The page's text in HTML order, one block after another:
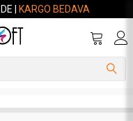
| KARGO BEDAVA